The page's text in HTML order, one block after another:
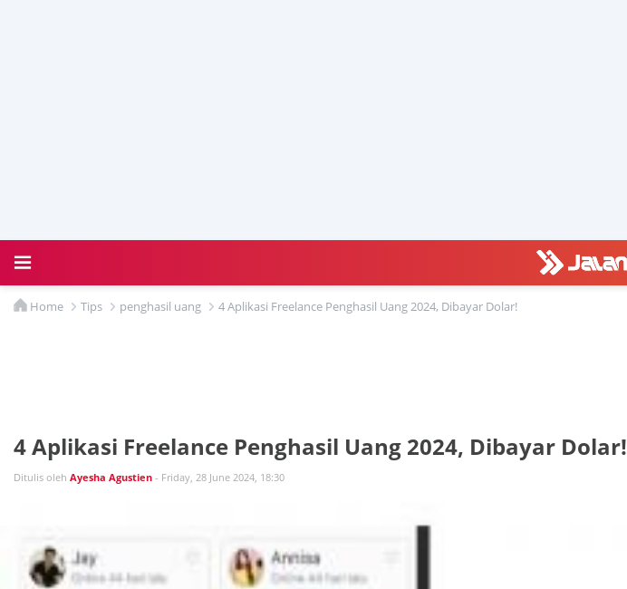
Home Tips penghasil uang 4 Aplikasi Freelance Penghasil Uang 2024, Dibayar Dolar!
4 Aplikasi Freelance Penghasil Uang 2024, Dibayar Dolar!
Ditulis oleh Ayesha Agustien - Friday, 28 June 2024, 18:30